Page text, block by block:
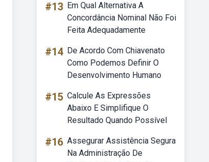
#13 Em Qual Alternativa A
Concordância Nominal Não Foi
Feita Adequadamente
#14 De Acordo Com Chiavenato
Como Podemos Definir O
Desenvolvimento Humano
#15 Calcule As Expressões
Abaixo E Simplifique O
Resultado Quando Possível
#16 Assegurar Assistência Segura
Na Administração De